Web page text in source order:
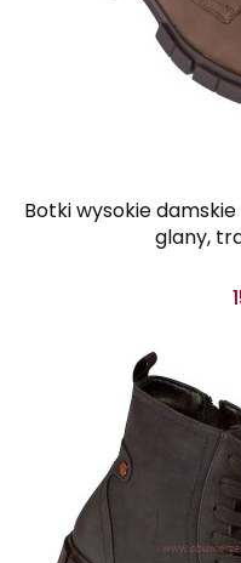
Botki wysokie
glany,